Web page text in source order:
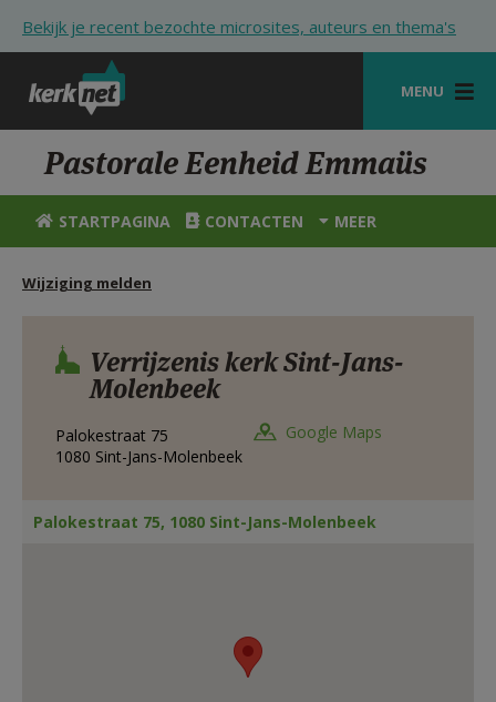
Bekijk je recent bezochte microsites, auteurs en thema's
MENU
STARTPAGINA
KERK
VIERINGEN
SHOP
HULP
STARTPAGINA PORTAAL
MIJN PAROCHIE
AANMELDEN OF REGISTREREN
Pastorale Eenheid Emmaüs
STARTPAGINA CONTACTEN MEER
Wijziging melden
Verrijzenis kerk Sint-Jans-
Molenbeek
Palokestraat 75
1080 Sint-Jans-Molenbeek
Google Maps
Palokestraat 75, 1080 Sint-Jans-Molenbeek